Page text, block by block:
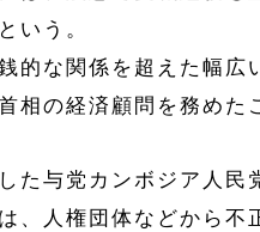
いう。
的な関係を超えた幅広
相の経済顧問を務めた
た与党カンボジア人民
、人権団体などから不